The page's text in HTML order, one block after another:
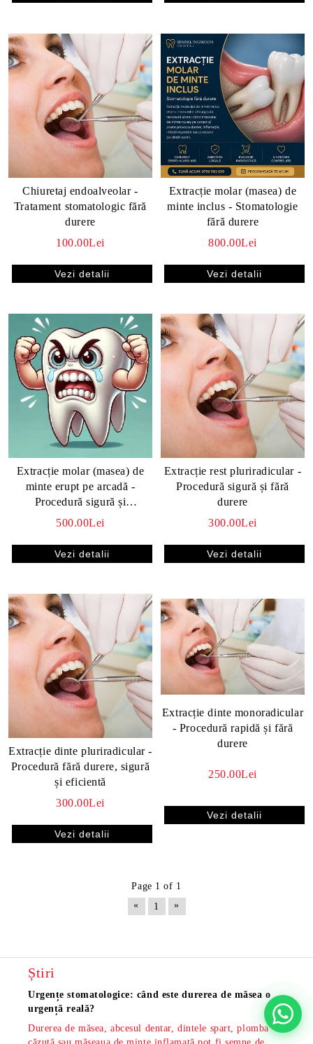
Chiuretaj endoalveolar -
Tratament stomatologic fără
durere
100.00Lei
Vezi detalii
Extracție molar (masea) de
minte inclus - Stomatologie
fără durere
800.00Lei
Vezi detalii
Extracție molar (masea) de
minte erupt pe arcadă -
Procedură sigură și
stomatologie fără durere
500.00Lei
Vezi detalii
Extracție rest pluriradicular -
Procedură sigură și fără
durere
300.00Lei
Vezi detalii
Extracție dinte pluriradicular -
Procedură fără durere, sigură
și eficientă
300.00Lei
Vezi detalii
Extracție dinte monoradicular
- Procedură rapidă și fără
durere
250.00Lei
Vezi detalii
Page 1 of 1
«
1 »
Știri
Urgențe stomatologice: când este durerea de măsea o
urgență reală?
Durerea de măsea, abcesul dentar, dintele spart, plomba
os și